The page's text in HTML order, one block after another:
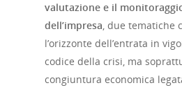
valutazione e il
dell’impresa, due tematiche
l’orizzonte dell’entrata in
codice della crisi, ma
congiuntura economica